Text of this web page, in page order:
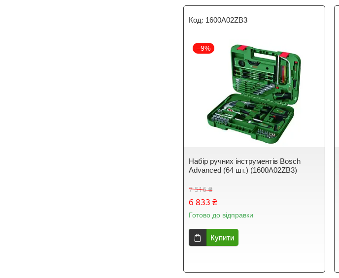
1600A02ZB3
–9%
Набір ручних інструментів Bosch
Advanced (64 шт.) (1600A02ZB3)
7 516 ₴
6 833 ₴
Готово до відправки
Купити